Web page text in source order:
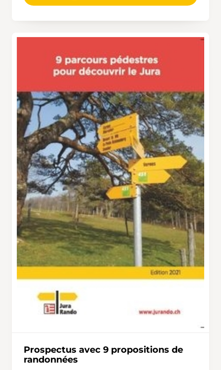
Prospectus avec 9 propositions de
randonnées